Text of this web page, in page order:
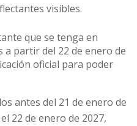
visibles.
que se tenga en
a partir del 22 de enero de
oficial para poder
antes del 21 de enero de
22 de enero de 2027,